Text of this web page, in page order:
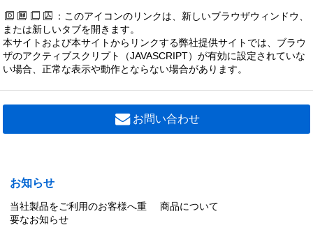
：このアイコンのリンクは、新しいブラウザウィンドウ、
または新しいタブを開きます。
本サイトおよび本サイトからリンクする弊社提供サイトでは、ブラウ
ザのアクティブスクリプト（JAVASCRIPT）が有効に設定されていな
い場合、正常な表示や動作とならない場合があります。
お問い合わせ
お知らせ
当社製品をご利用のお客様へ重
要なお知らせ
商品について